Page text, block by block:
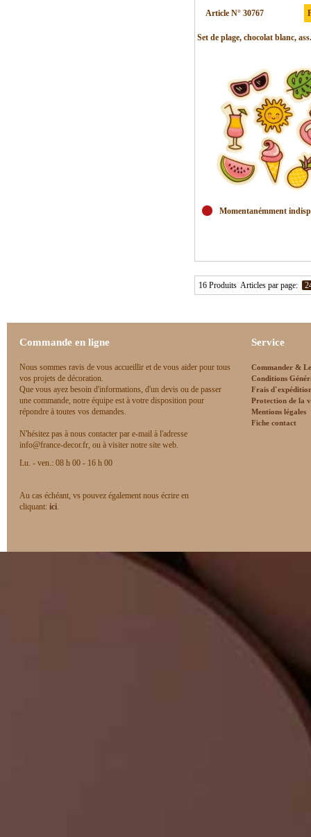
Article N° 30767
Set de plage, chocolat blanc,
Momentanémment
16 Produits Articles par page:
Commande en ligne
Nous sommes ravis de vous accueillir et de vous aider pour tous
vos projets de décoration.
Que vous ayez besoin d'informations, d'un devis ou de passer
une commande, notre équipe est à votre disposition pour
répondre à toutes vos demandes.
N'hésitez pas à nous contacter par e-mail à l'adresse
info@france-decor.fr, ou à visiter notre site web.
Lu. - ven.: 08 h 00 - 16 h 00
Au cas échéant, vs pouvez également nous écrire en
cliquant: ici.
Service
Commander &
Conditions
Frais
Protection de la
Mentions légales
Fiche contact